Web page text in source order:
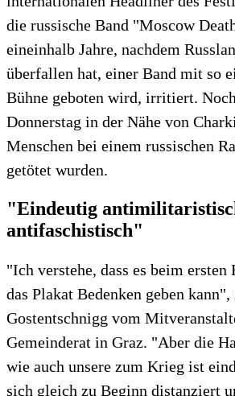
die russische Band "Moscow
eineinhalb Jahre, nachdem
überfallen hat, einer Band mit so
Bühne geboten wird, irritiert.
Donnerstag in der Nähe von
Menschen bei einem russischen
getötet wurden.
"Eindeutig
antifaschistisch"
"Ich verstehe, dass es beim ersten
das Plakat Bedenken geben
Gostentschnigg vom
Gemeinderat in Graz. "Aber die
wie auch unsere zum Krieg ist
sich gleich zu Beginn distanziert